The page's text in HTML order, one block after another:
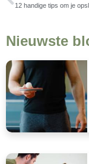
Nieuwste